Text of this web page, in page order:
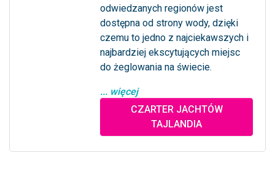
odwiedzanych regionów jest
dostępna od strony wody, dzięki
czemu to jedno z najciekawszych i
najbardziej ekscytujących miejsc
do żeglowania na świecie.
... więcej
CZARTER JACHTÓW
TAJLANDIA